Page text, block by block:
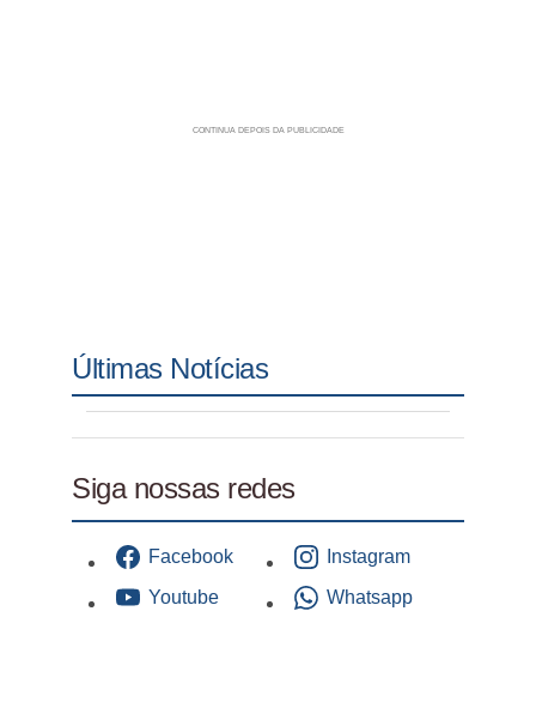
Últimas Notícias
Siga nossas redes
Facebook
Instagram
Youtube
Whatsapp